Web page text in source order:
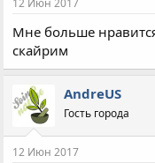
Мне больше
скайрим
AndreUS
Гость города
12 Июн 2017